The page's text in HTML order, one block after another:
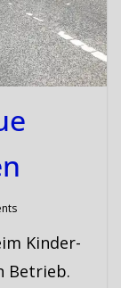
Kinder-
Betrieb.